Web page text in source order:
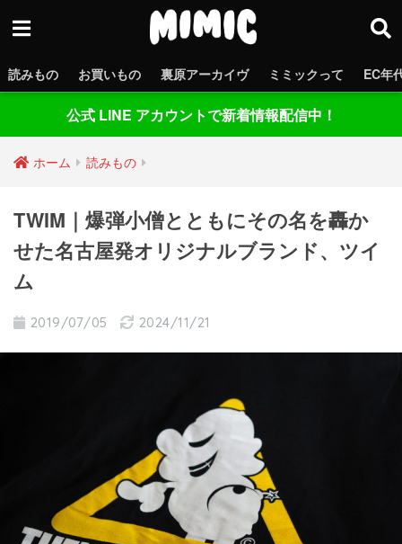
読みもの お買いもの 裏原アーカイヴ ミミックって EC年
公式 LINE アカウントで新着情報配信中！
ホーム 読みもの
TWIM｜爆弾小僧とともにその名を轟か
せた名古屋発オリジナルブランド、ツイ
ム
2019/07/05 2024/11/21